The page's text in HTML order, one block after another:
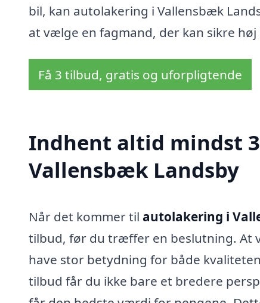
bil, kan autolakering i Vallensbæk
at vælge en fagmand, der kan sikre
Få 3 tilbud, gratis og uforpligtende
Indhent altid mindst
Vallensbæk Landsby
Når det kommer til autolakering i
tilbud, før du træffer en beslutning. At
have stor betydning for både
tilbud får du ikke bare et bredere